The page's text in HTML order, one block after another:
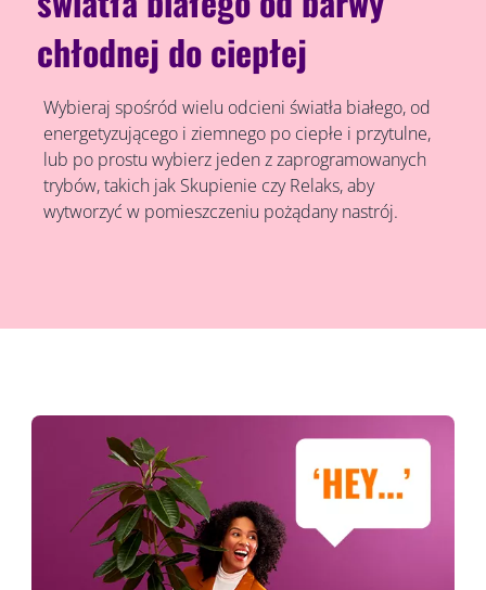
chłodnej do ciepłej
Wybieraj spośród wielu odcieni światła białego, od
energetyzującego i ziemnego po ciepłe i przytulne,
lub po prostu wybierz jeden z zaprogramowanych
trybów, takich jak Skupienie czy Relaks, aby
wytworzyć w pomieszczeniu pożądany nastrój.